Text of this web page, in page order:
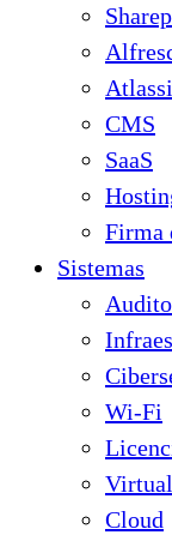
CMS
SaaS
Firma
Sistemas
Wi-Fi
Cloud